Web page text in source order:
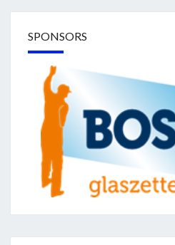
SPONSORS